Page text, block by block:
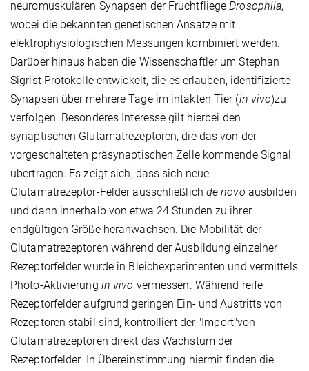
neuromuskulären Synapsen der FruchtfliegeDrosophila,
wobei die bekannten genetischen Ansätze mit
elektrophysiologischen Messungen kombiniert werden.
Darüber hinaus haben die Wissenschaftler um Stephan
Sigrist Protokolle entwickelt, die es erlauben, identifizierte
Synapsen über mehrere Tage im intakten Tier (in vivo)zu
verfolgen. Besonderes Interesse gilt hierbei den
synaptischen Glutamatrezeptoren, die das von der
vorgeschalteten präsynaptischen Zelle kommende Signal
übertragen. Es zeigt sich, dass sich neue
Glutamatrezeptor-Felder ausschließlich de novo ausbilden
und dann innerhalb von etwa 24 Stunden zu ihrer
endgültigen Größe heranwachsen. Die Mobilität der
Glutamatrezeptoren während der Ausbildung einzelner
Rezeptorfelder wurde in Bleichexperimenten und vermittels
Photo-Aktivierung in vivo vermessen. Während reife
Rezeptorfelder aufgrund geringen Ein- und Austritts von
Rezeptoren stabil sind, kontrolliert der "Import"von
Glutamatrezeptoren direkt das Wachstum der
Rezeptorfelder. In Übereinstimmung hiermit finden die